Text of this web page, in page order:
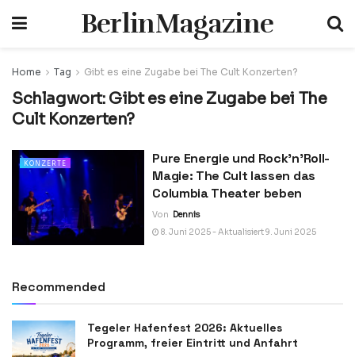
BerlinMagazine
Home Tag Gibt es eine Zugabe bei The Cult Konzerten?
Schlagwort: Gibt es eine Zugabe bei The
Cult Konzerten?
KONZERTE
Pure Energie und Rock’n’Roll-
Magie: The Cult lassen das
Columbia Theater beben
Von Dennis
8. Juni 2025 - Aktualisiert 9. Juni 2025
Recommended
Tegeler Hafenfest 2026: Aktuelles
Programm, freier Eintritt und Anfahrt